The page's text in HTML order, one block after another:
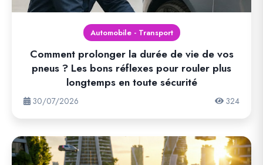
Automobile - Transport
Comment prolonger la durée de vie de vos
pneus ? Les bons réflexes pour rouler plus
longtemps en toute sécurité
30/07/2026 324